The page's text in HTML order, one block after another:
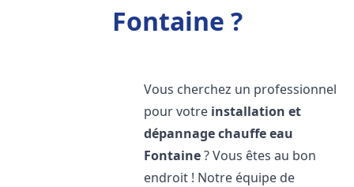
Fontaine ?
Vous cherchez un professionnel
pour votre installation et
dépannage chauffe eau
Fontaine? Vous êtes au bon
endroit ! Notre équipe de